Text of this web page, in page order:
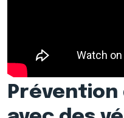
Prévention